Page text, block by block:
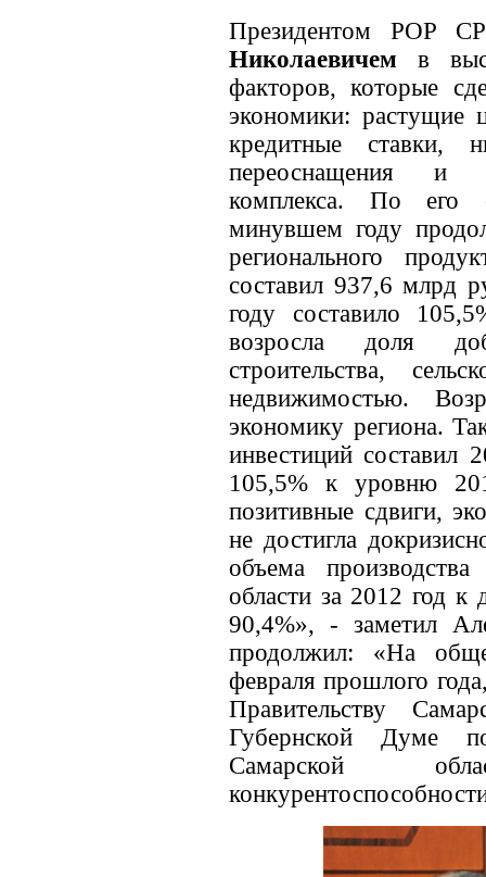
Президентом РОР
Николаевичем в
факторов, которые
экономики: растущие
кредитные ставки,
переоснащения и
комплекса. По его
минувшем году
регионального
составил 937,6 млрд
году составило
возросла доля
строительства,
недвижимостью.
экономику региона.
инвестиций составил
105,5% к уровню
позитивные сдвиги,
не достигла
объема
области за 2012 год к
90,4%», - заметил
продолжил: «На
февраля прошлого
Правительству
Губернской Думе
Самарской